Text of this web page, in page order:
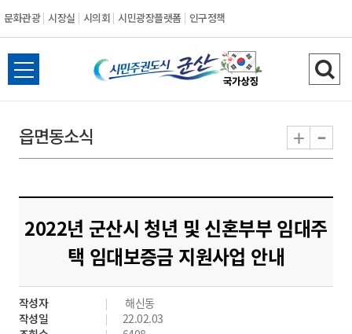
문화관광 시장실 시의회 시민광장플랫폼 인구정책
시
민
도
시
군
산
전
체
뉴
열
검
색
기
읍면동소식 + -
2022년 군산시 청년 및 신혼부부 임대주
택 임대보증금 지원사업 안내
작성자
해신동
작성일
22.02.03